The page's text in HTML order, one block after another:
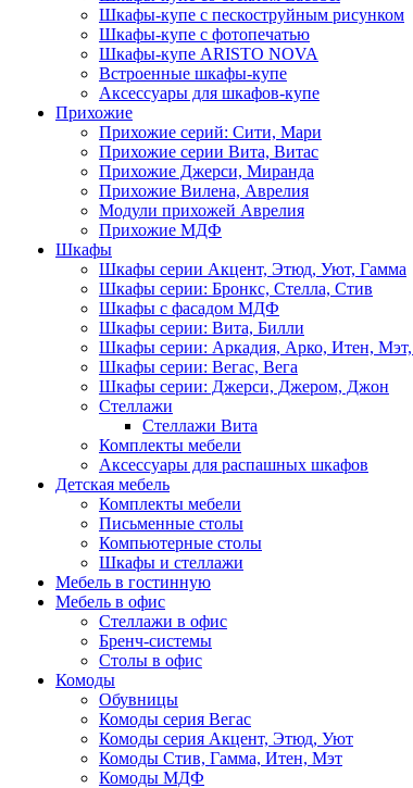
Шкафы-купе с пескоструйным рисунком
Шкафы-купе с фотопечатью
Шкафы-купе ARISTO NOVA
Встроенные шкафы-купе
Аксессуары для шкафов-купе
Прихожие
Прихожие серий: Сити, Мари
Прихожие серии Вита, Витас
Прихожие Джерси, Миранда
Прихожие Вилена, Аврелия
Модули прихожей Аврелия
Прихожие МДФ
Шкафы
Шкафы серии Акцент, Этюд, Уют, Гамма
Шкафы серии: Бронкс, Стелла, Стив
Шкафы с фасадом МДФ
Шкафы серии: Вита, Билли
Шкафы серии: Аркадия, Арко, Итен,
Шкафы серии: Вегас, Вега
Шкафы серии: Джерси, Джером, Джон
Стеллажи
Стеллажи Вита
Комплекты мебели
Аксессуары для распашных шкафов
Детская мебель
Комплекты мебели
Письменные столы
Компьютерные столы
Шкафы и стеллажи
Мебель в гостинную
Мебель в офис
Стеллажи в офис
Бренч-системы
Столы в офис
Комоды
Обувницы
Комоды серия Вегас
Комоды серия Акцент, Этюд, Уют
Комоды Стив, Гамма, Итен, Мэт
Комоды МДФ